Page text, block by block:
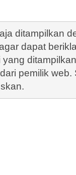
ditampilkan
dapat
pemilik